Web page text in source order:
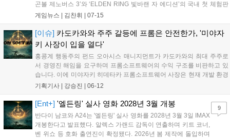
곤볼 제노버스 3’와 ‘ELDEN RING 빛바랜 자 에디션’의 국내 첫 체험판
이 공개되며, 사전 신청 없이 현장에서 자유롭게 플레이할 수 있습니다.
행될 예정입니다. 자세한 정보는 공식 홈페이지를 통해 추후 공개됩니
다....
게임뉴스 | 김찬휘 07-15
[이슈] 카도카와와 주주 갈등에 프롬은 안전한가, '미야자
키 사장이 입을 열다'
홍콩계 행동주의 펀드 오아시스 매니지먼트가 카도카와의 최대 주주로
서 경영진 해임을 요구하며 프롬소프트웨어의 수익 구조를 비판하고 있
습니다. 이에 미야자키 히데타카 프롬소프트웨어 사장은 현재 개발 환경
에 만족하며 창작의 자유를 누리고 있다고 밝혔습니다. 이번 갈등의 향
재임안 표결을 통해 결정될 예정입니다....
기획기사 | 강승진 06-12
[Ent+] '엘든링' 실사 영화 2028년 3월 개봉
반다이 남코와 A24는 '엘든링' 실사 영화를 2028년 3월 3일 IMAX
개봉한다고 발표했다. 알렉스 가랜드 감독이 연출하며 키트 코너,
벤 위쇼 등 호화 출연진이 확정됐다. 2026년 봄 제작에 돌입하며
9